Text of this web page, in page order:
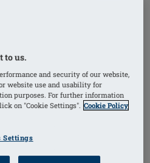
to us.
and security of our website,
website use and usability for
purposes. For further information
on "Cookie Settings". Cookie Policy
Settings